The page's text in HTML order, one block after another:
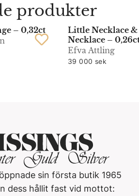
produkter
– 0,32ct
Little Necklace &
Necklace –
Efva Attling
39 000 sek
sin första butik 1965
dess hållit fast vid mottot: